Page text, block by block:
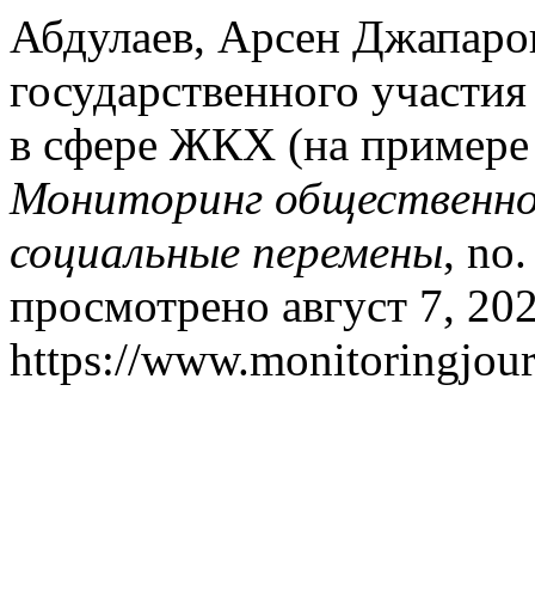
Абдулаев, Арсен
государственного
в сфере ЖКХ (на примере
Мониторинг
социальные перемены,
просмотрено август 7,
https://